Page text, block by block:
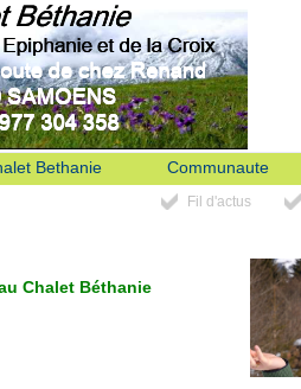
Bethanie Communaute
Fil d'actus
Chalet Béthanie